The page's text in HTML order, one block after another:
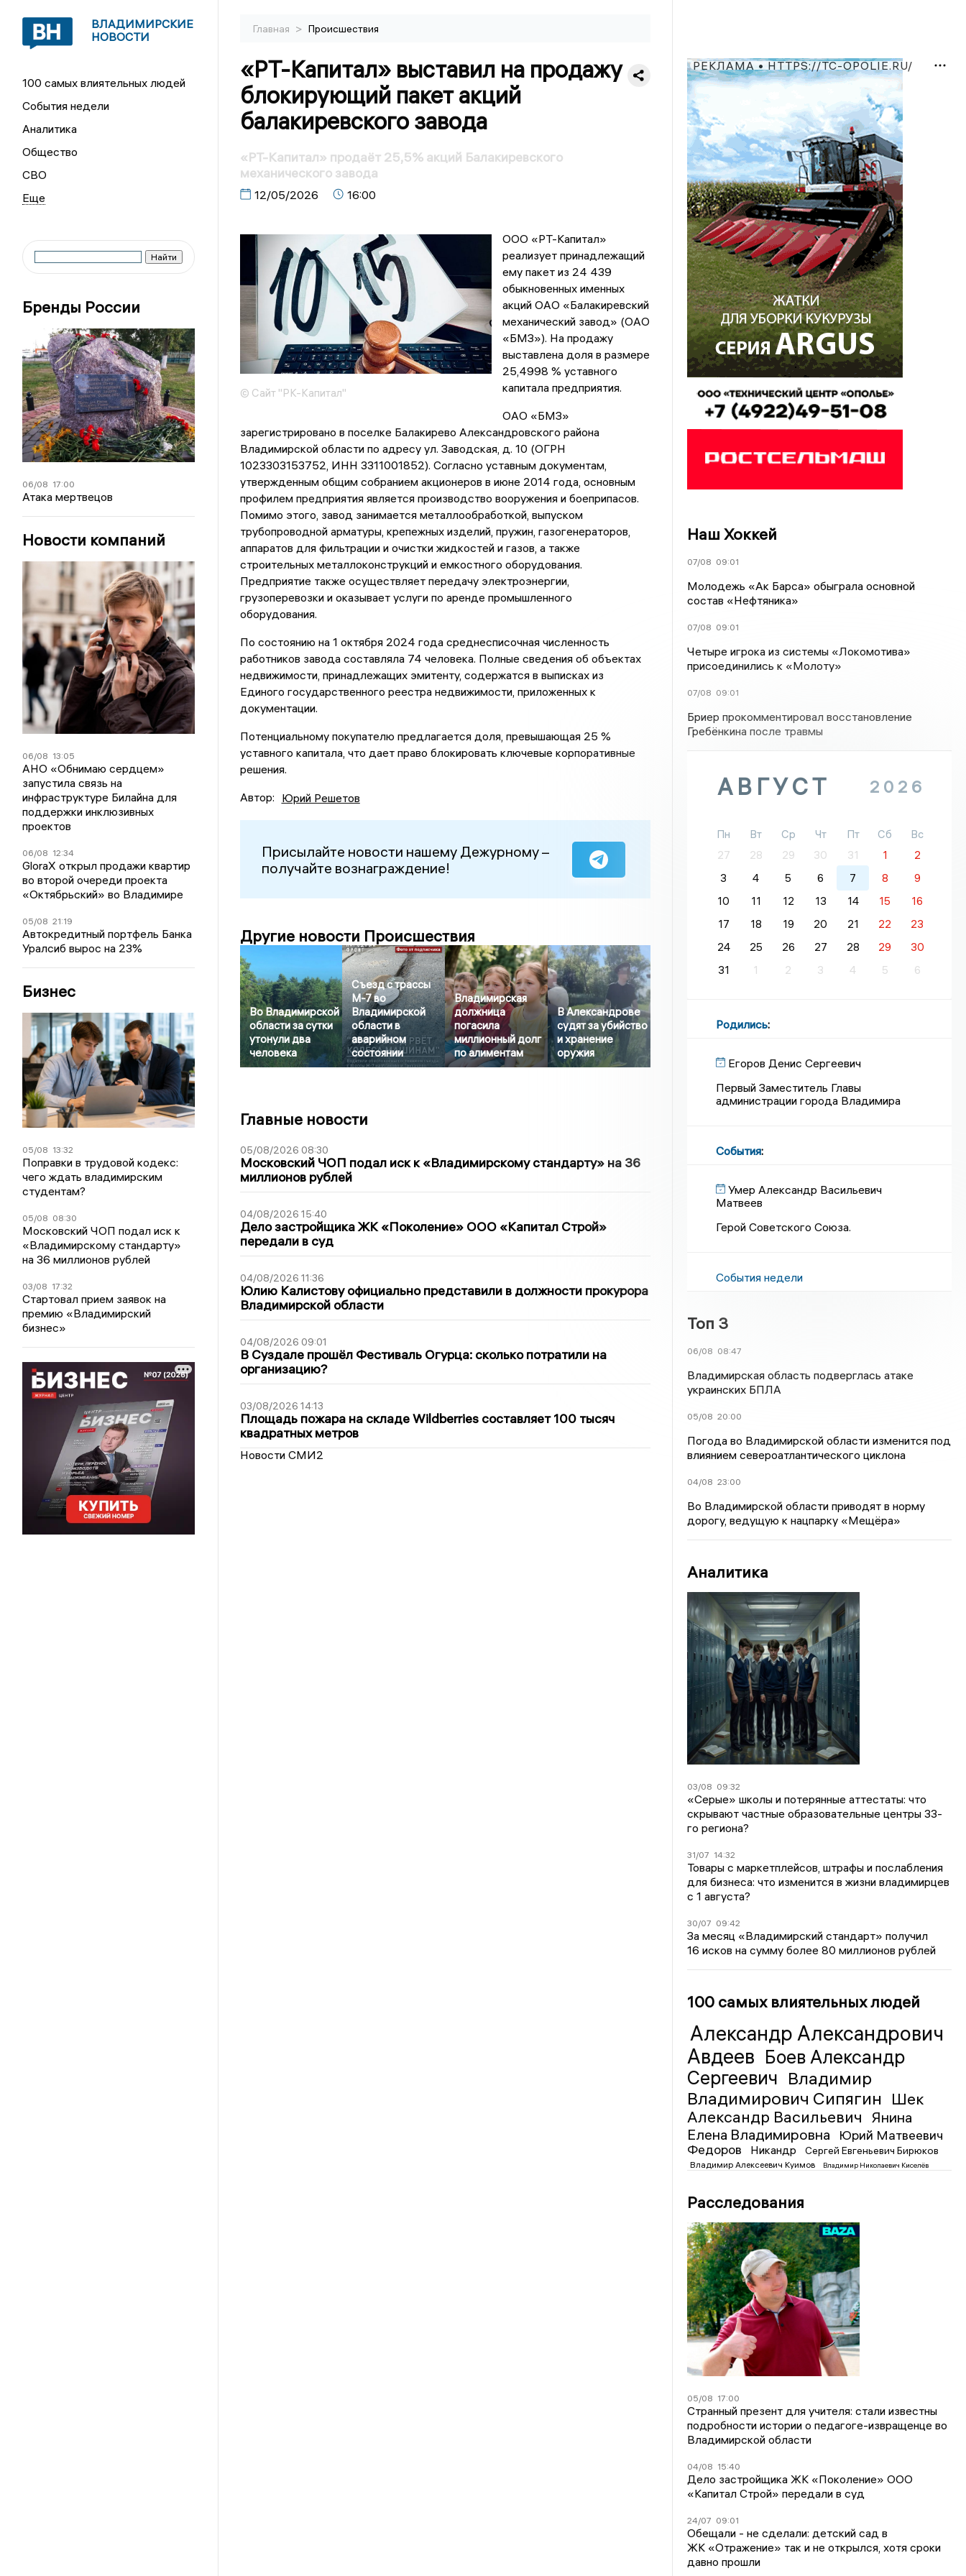
ВЛАДИМИРСКИЕ
НОВОСТИ
100 самых влиятельных людей
События недели
Аналитика
Общество
СВО
Бренды России
06/08 17:00
Атака мертвецов
Новости компаний
06/08 13:05
АНО «Обнимаю сердцем»
запустила связь на
инфраструктуре Билайна для
поддержки инклюзивных
проектов
06/08 12:34
GloraX открыл продажи квартир
во второй очереди проекта
«Октябрьский» во Владимире
05/08 21:19
Автокредитный портфель Банка
Уралсиб вырос на 23%
Бизнес
05/08 13:32
Поправки в трудовой кодекс:
чего ждать владимирским
студентам?
05/08 08:30
Московский ЧОП подал иск к
«Владимирскому стандарту»
на 36 миллионов рублей
03/08 17:32
Стартовал прием заявок на
премию «Владимирский
бизнес»
Главная > Происшествия
«РТ-Капитал» выставил на продажу
блокирующий пакет акций
балакиревского завода
«РТ-Капитал» продаёт 25,5% акций Балакиревского
механического завода
12/05/2026 16:00
© Сайт "РК-Капитал"
ООО «РТ-Капитал»
реализует принадлежащий
ему пакет из 24 439
обыкновенных именных
акций ОАО «Балакиревский
механический завод» (ОАО
«БМЗ»). На продажу
выставлена доля в размере
25,4998 % уставного
капитала предприятия.
ОАО «БМЗ»
зарегистрировано в поселке Балакирево Александровского района
Владимирской области по адресу ул. Заводская, д. 10 (ОГРН
1023303153752, ИНН 3311001852). Согласно уставным документам,
утвержденным общим собранием акционеров в июне 2014 года, основным
профилем предприятия является производство вооружения и боеприпасов.
Помимо этого, завод занимается металлообработкой, выпуском
трубопроводной арматуры, крепежных изделий, пружин, газогенераторов,
аппаратов для фильтрации и очистки жидкостей и газов, а также
строительных металлоконструкций и емкостного оборудования.
Предприятие также осуществляет передачу электроэнергии,
грузоперевозки и оказывает услуги по аренде промышленного
оборудования.
По состоянию на 1 октября 2024 года среднесписочная численность
работников завода составляла 74 человека. Полные сведения об объектах
недвижимости, принадлежащих эмитенту, содержатся в выписках из
Единого государственного реестра недвижимости, приложенных к
документации.
Потенциальному покупателю предлагается доля, превышающая 25 %
уставного капитала, что дает право блокировать ключевые корпоративные
решения.
Автор: Юрий Решетов
Присылайте новости нашему Дежурному –
получайте вознаграждение!
Другие новости Происшествия
Во Владимирской
области за сутки
утонули два
человека
Съезд с трассы
М-7 во
Владимирской
области в
аварийном
состоянии
Владимирская
должница
погасила
миллионный долг
по алиментам
В Александрове
судят за убийство
и хранение
оружия
Главные новости
05/08/2026 08:30
Московский ЧОП подал иск к «Владимирскому стандарту» на 36
миллионов рублей
04/08/2026 15:40
Дело застройщика ЖК «Поколение» ООО «Капитал Строй»
передали в суд
04/08/2026 11:36
Юлию Калистову официально представили в должности прокурора
Владимирской области
04/08/2026 09:01
В Суздале прошёл Фестиваль Огурца: сколько потратили на
организацию?
03/08/2026 14:13
Площадь пожара на складе Wildberries составляет 100 тысяч
квадратных метров
Новости СМИ2
РЕКЛАМА • HTTPS://TC-OPOLIE.RU/
Наш Хоккей
07/08 09:01
Молодежь «Ак Барса» обыграла основной
состав «Нефтяника»
07/08 09:01
Четыре игрока из системы «Локомотива»
присоединились к «Молоту»
07/08 09:01
Бриер прокомментировал восстановление
Гребёнкина после травмы
АВГУСТ 2026
Пн Вт Ср Чт Пт Сб
Вс
27
28 29 30 31 1
2
3
4 5 6 7 8
9
10
11 12 13 14 15
16
17
18 19 20 21 22
23
24
25 26 27 28 29
30
31
1 2 3 4 5 6
Родились:
Егоров Денис Сергеевич
Первый Заместитель Главы
администрации города Владимира
События:
Умер Александр Васильевич
Матвеев
Герой Советского Союза.
События недели
Топ 3
06/08 08:47
Владимирская область подверглась атаке
украинских БПЛА
05/08 20:00
Погода во Владимирской области изменится под
влиянием североатлантического циклона
04/08 23:00
Во Владимирской области приводят в норму
дорогу, ведущую к нацпарку «Мещёра»
Аналитика
03/08 09:32
«Серые» школы и потерянные аттестаты: что
скрывают частные образовательные центры 33-
го региона?
31/07 14:32
Товары с маркетплейсов, штрафы и послабления
для бизнеса: что изменится в жизни владимирцев
с 1 августа?
30/07 09:42
За месяц «Владимирский стандарт» получил
16 исков на сумму более 80 миллионов рублей
100 самых влиятельных людей
Александр Александрович
Авдеев Боев Александр
Сергеевич Владимир
Владимирович Сипягин Шек
Александр Васильевич
Янина
Елена Владимировна
Юрий Матвеевич
Федоров
Никандр Сергей Евгеньевич Бирюков
Владимир Алексеевич Куимов Владимир Николаевич Киселёв
Расследования
05/08 17:00
Странный презент для учителя: стали известны
подробности истории о педагоге-извращенце во
Владимирской области
04/08 15:40
Дело застройщика ЖК «Поколение» ООО
«Капитал Строй» передали в суд
24/07 09:01
Обещали - не сделали: детский сад в
ЖК «Отражение» так и не открылся, хотя сроки
давно прошли